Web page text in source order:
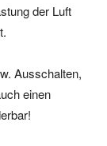
der Luft
Ausschalten,
einen